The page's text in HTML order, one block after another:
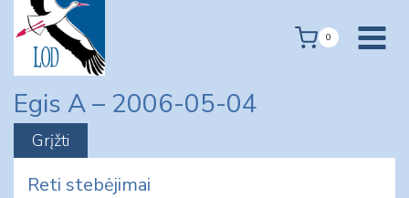
content
0
Egis A – 2006-05-04
Reti stebėjimai